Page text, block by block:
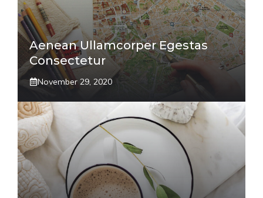
Aenean Ullamcorper Egestas
Consectetur
November 29, 2020